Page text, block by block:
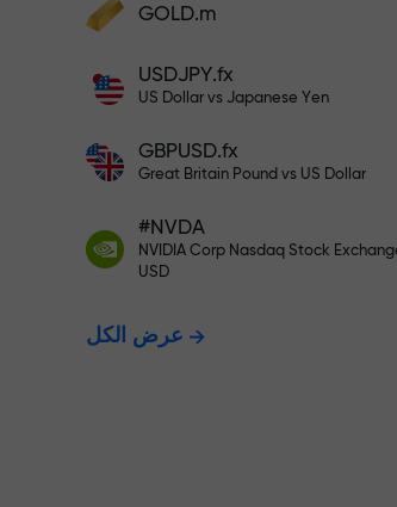
هذا ليس خطأً مطبعياً. كلما
أرباحك
تصل إلى 1000 ضعف - أكبر
GOLD.m
USDJPY.fx
US Dollar vs Japanese Yen
GBPUSD.fx
Great Britain Pound vs US Dollar
#NVDA
NVIDIA Corp Nasdaq Stock
USD
عرض الكل